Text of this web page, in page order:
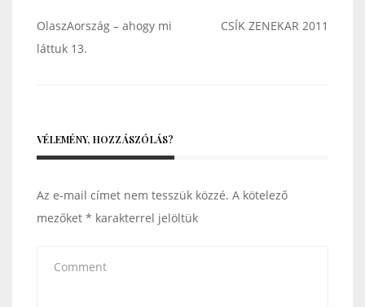
Bejegyzés
navigáció
OlaszAország – ahogy mi
láttuk 13.
CSÍK ZENEKAR 2011
VÉLEMÉNY, HOZZÁSZÓLÁS?
Az e-mail címet nem tesszük közzé. A kötelező
mezőket * karakterrel jelöltük